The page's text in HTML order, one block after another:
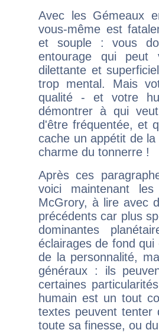
Avec les Gémeaux
vous-même est
et souple : vous
entourage qui
dilettante et
trop mental. Mais
qualité - et votre
démontrer à qui
d'être fréquentée, et
cache un appétit de
charme du tonnerre !
Après ces
voici maintenant
McGrory, à lire avec
précédents car plus
dominantes
éclairages de fond
de la personnalité,
généraux : ils
certaines
humain est un tout
textes peuvent tenter
toute sa finesse, ou